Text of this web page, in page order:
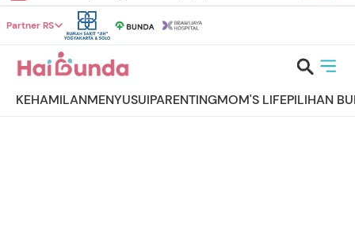
Partner RS
KEHAMILANMENYUSUIPARENTINGMOM'S LIFEPILIHAN